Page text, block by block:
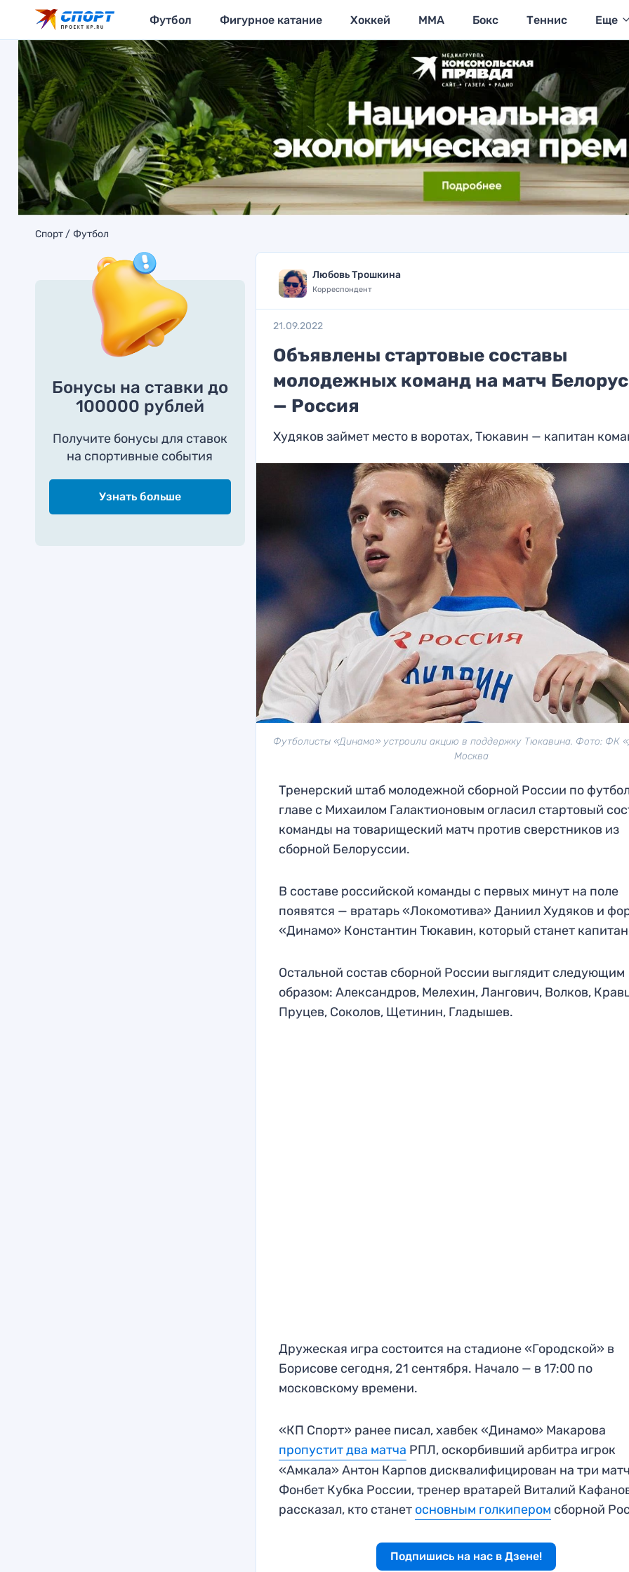
Футбол Фигурное катание Хоккей MMA Бокс Теннис Еще
Спорт Футбол
Бонусы на ставки до
100000 рублей
Получите бонусы для ставок
на спортивные события
Узнать больше
Любовь Трошкина
Корреспондент
21.09.2022
Объявлены стартовые составы
молодежных команд на матч
— Россия
Худяков займет место в воротах, Тюкавин — капитан
Футболисты «Динамо» устроили акцию в поддержку Тюкавина. Фото: ФК
Москва
Тренерский штаб молодежной сборной России по
главе с Михаилом Галактионовым огласил стартовый
команды на товарищеский матч против сверстников из
сборной Белоруссии.
В составе российской команды с первых минут на поле
появятся — вратарь «Локомотива» Даниил Худяков и
«Динамо» Константин Тюкавин, который станет
Остальной состав сборной России выглядит следующим
образом: Александров, Мелехин, Лангович, Волков,
Пруцев, Соколов, Щетинин, Гладышев.
Дружеская игра состоится на стадионе «Городской» в
Борисове сегодня, 21 сентября. Начало — в 17:00 по
московскому времени.
«КП Спорт» ранее писал, хавбек «Динамо» Макарова
пропустит два матча РПЛ, оскорбивший арбитра игрок
«Амкала» Антон Карпов дисквалифицирован на три
Фонбет Кубка России, тренер вратарей Виталий
рассказал, кто станет основным голкипером сборной
Подпишись на нас в Дзене!